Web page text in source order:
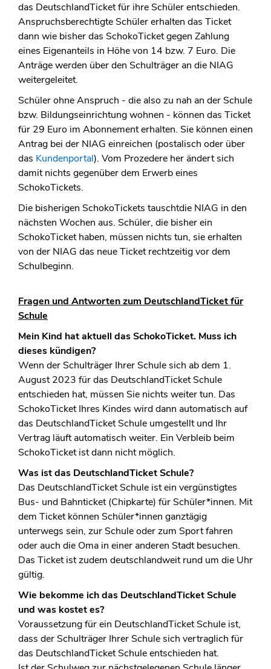
das DeutschlandTicket für ihre Schüler entschieden.
Anspruchsberechtigte Schüler erhalten das Ticket
dann wie bisher das SchokoTicket gegen Zahlung
eines Eigenanteils in Höhe von 14 bzw. 7 Euro. Die
Anträge werden über den Schulträger an die NIAG
weitergeleitet.
Schüler ohne Anspruch - die also zu nah an der Schule
bzw. Bildungseinrichtung wohnen - können das Ticket
für 29 Euro im Abonnement erhalten. Sie können einen
Antrag bei der NIAG einreichen (postalisch oder über
das Kundenportal). Vom Prozedere her ändert sich
damit nichts gegenüber dem Erwerb eines
SchokoTickets.
Die bisherigen SchokoTickets tauschtdie NIAG in den
nächsten Wochen aus. Schüler, die bisher ein
SchokoTicket haben, müssen nichts tun, sie erhalten
von der NIAG das neue Ticket rechtzeitig vor dem
Schulbeginn.
Fragen und Antworten zum DeutschlandTicket für
Schule
Mein Kind hat aktuell das SchokoTicket. Muss ich
dieses kündigen?
Wenn der Schulträger Ihrer Schule sich ab dem 1.
August 2023 für das DeutschlandTicket Schule
entschieden hat, müssen Sie nichts weiter tun. Das
SchokoTicket Ihres Kindes wird dann automatisch auf
das DeutschlandTicket Schule umgestellt und Ihr
Vertrag läuft automatisch weiter. Ein Verbleib beim
SchokoTicket ist dann nicht möglich.
Was ist das DeutschlandTicket Schule?
Das DeutschlandTicket Schule ist ein vergünstigtes
Bus- und Bahnticket (Chipkarte) für Schüler*innen. Mit
dem Ticket können Schüler*innen ganztägig
unterwegs sein, zur Schule oder zum Sport fahren
oder auch die Oma in einer anderen Stadt besuchen.
Das Ticket ist zudem deutschlandweit rund um die Uhr
gültig.
Wie bekomme ich das DeutschlandTicket Schule
und was kostet es?
Voraussetzung für ein DeutschlandTicket Schule ist,
dass der Schulträger Ihrer Schule sich vertraglich für
das DeutschlandTicket Schule entschieden hat.